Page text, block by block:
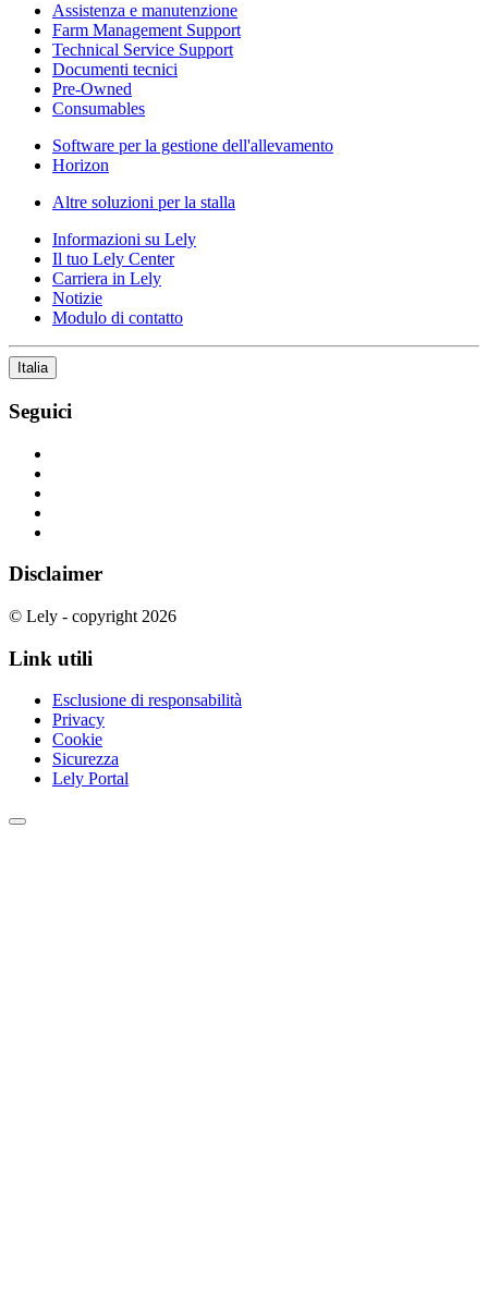
Assistenza e manutenzione
Farm Management Support
Technical Service Support
Documenti tecnici
Pre-Owned
Consumables
Software per la gestione dell'allevamento
Horizon
Altre soluzioni per la stalla
Informazioni su Lely
Il tuo Lely Center
Carriera in Lely
Notizie
Modulo di contatto
Italia
Seguici
Disclaimer
© Lely - copyright 2026
Link utili
Esclusione di responsabilità
Privacy
Cookie
Sicurezza
Lely Portal